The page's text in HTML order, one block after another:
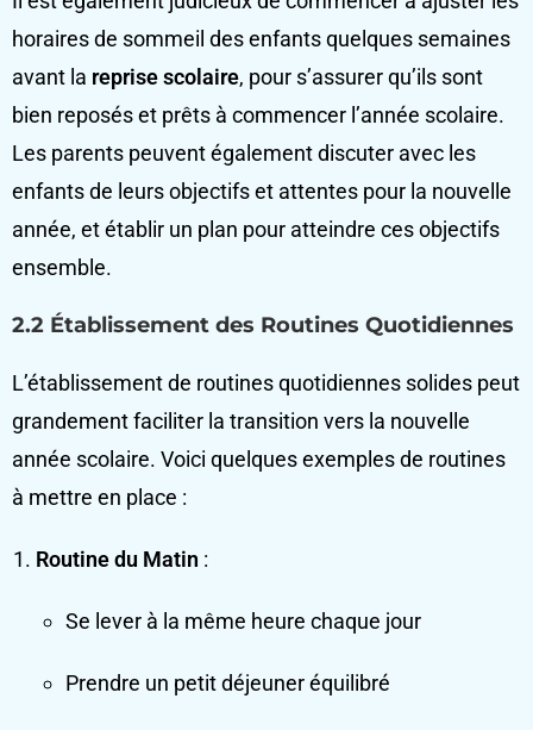
horaires de sommeil des enfants quelques semaines
avant la reprise scolaire, pour s’assurer qu’ils sont
bien reposés et prêts à commencer l’année scolaire.
Les parents peuvent également discuter avec les
enfants de leurs objectifs et attentes pour la nouvelle
année, et établir un plan pour atteindre ces objectifs
ensemble.
2.2 Établissement des Routines Quotidiennes
L’établissement de routines quotidiennes solides peut
grandement faciliter la transition vers la nouvelle
année scolaire. Voici quelques exemples de routines
à mettre en place :
Routine du Matin :
Se lever à la même heure chaque jour
Prendre un petit déjeuner équilibré